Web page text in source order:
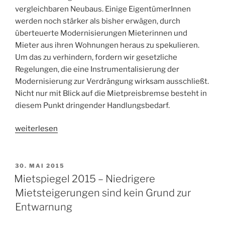
vergleichbaren Neubaus. Einige EigentümerInnen
werden noch stärker als bisher erwägen, durch
überteuerte Modernisierungen Mieterinnen und
Mieter aus ihren Wohnungen heraus zu spekulieren.
Um das zu verhindern, fordern wir gesetzliche
Regelungen, die eine Instrumentalisierung der
Modernisierung zur Verdrängung wirksam ausschließt.
Nicht nur mit Blick auf die Mietpreisbremse besteht in
diesem Punkt dringender Handlungsbedarf.
„Ausnahmen
Regel:
die
schwarz-
Mini-
weiterlesen
VERÖFFENTLICHT
AM
30. MAI 2015
Mietspiegel 2015 – Niedrigere
Mietsteigerungen sind kein Grund zur
Entwarnung